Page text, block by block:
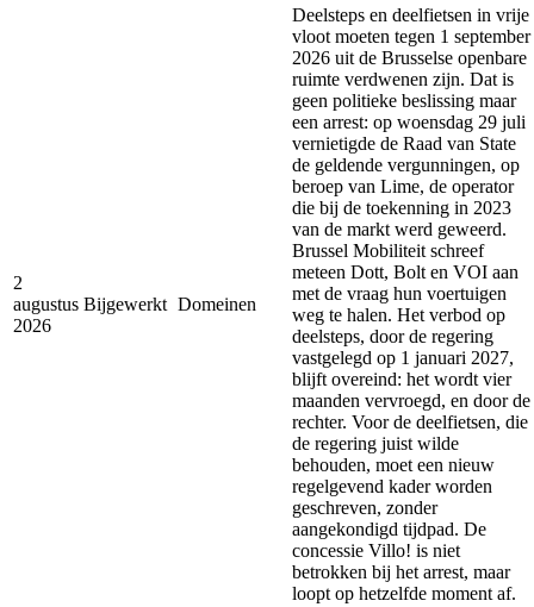
2
augustus
2026
Bijgewerkt Domeinen
Deelsteps en deelfietsen in vrije
vloot moeten tegen 1 september
2026 uit de Brusselse openbare
ruimte verdwenen zijn. Dat is
geen politieke beslissing maar
een arrest: op woensdag 29 juli
vernietigde de Raad van State
de geldende vergunningen, op
beroep van Lime, de operator
die bij de toekenning in 2023
van de markt werd geweerd.
Brussel Mobiliteit schreef
meteen Dott, Bolt en VOI aan
met de vraag hun voertuigen
weg te halen. Het verbod op
deelsteps, door de regering
vastgelegd op 1 januari 2027,
blijft overeind: het wordt vier
maanden vervroegd, en door de
rechter. Voor de deelfietsen, die
de regering juist wilde
behouden, moet een nieuw
regelgevend kader worden
geschreven, zonder
aangekondigd tijdpad. De
concessie Villo! is niet
betrokken bij het arrest, maar
loopt op hetzelfde moment af.